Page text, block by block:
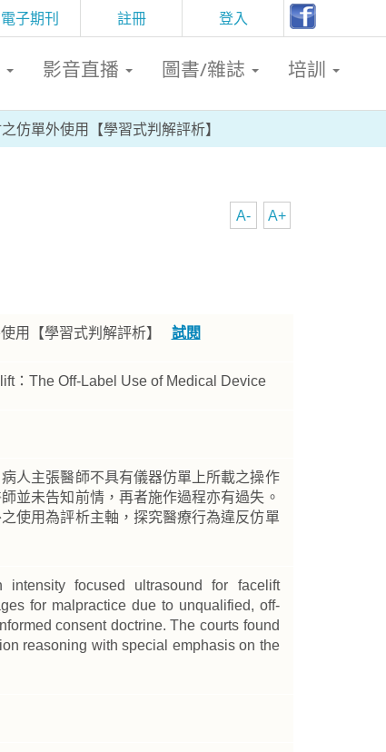
註冊 登入
電子期刊
影音直播 圖書/雜誌 培訓
仿單外使用【學習式判解評析】
A+
A-
用【學習式判解評析】 試閱
：The Off-Label Use of Medical Device
人主張醫師不具有儀器仿單上所載之操作
並未告知前情，再者施作過程亦有過失。
使用為評析主軸，探究醫療行為違反仿單
focused ultrasound for facelift
for malpractice due to unqualified, off-
consent doctrine. The courts found
reasoning with special emphasis on the